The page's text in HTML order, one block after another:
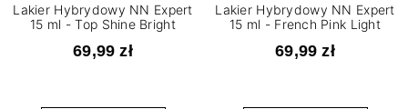
Lakier Hybrydowy NN Expert
15 ml - Top Shine Bright
69,99 zł
Lakier Hybrydowy NN Expert
15 ml - French Pink Light
69,99 zł